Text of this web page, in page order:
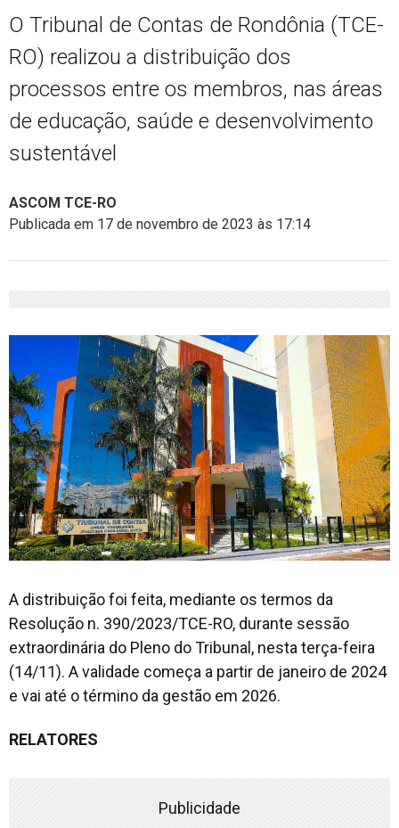
O Tribunal de Contas de Rondônia (TCE-
RO) realizou a distribuição dos
processos entre os membros, nas áreas
de educação, saúde e desenvolvimento
sustentável
ASCOM TCE-RO
Publicada em 17 de novembro de 2023 às 17:14
A distribuição foi feita, mediante os termos da
Resolução n. 390/2023/TCE-RO, durante sessão
extraordinária do Pleno do Tribunal, nesta terça-feira
(14/11). A validade começa a partir de janeiro de 2024
e vai até o término da gestão em 2026.
RELATORES
Publicidade